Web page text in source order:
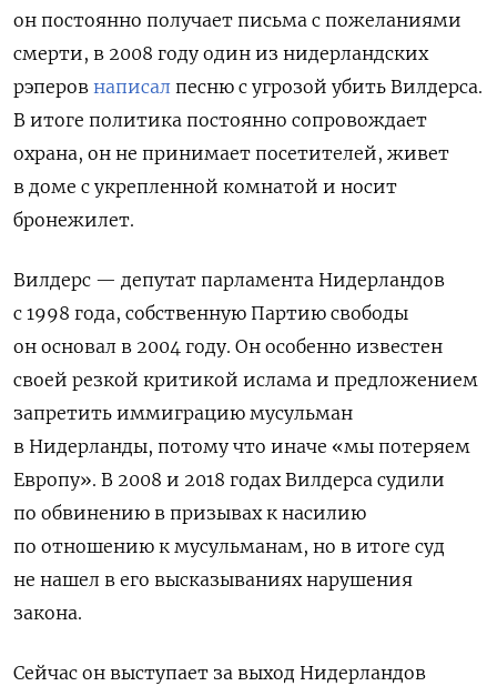
он постоянно получает письма с пожеланиями
смерти, в 2008 году один из нидерландских
рэперов написал песню с угрозой убить Вилдерса.
В итоге политика постоянно сопровождает
охрана, он не принимает посетителей, живет
в доме с укрепленной комнатой и носит
бронежилет.
Вилдерс — депутат парламента Нидерландов
с 1998 года, собственную Партию свободы
он основал в 2004 году. Он особенно известен
своей резкой критикой ислама и предложением
запретить иммиграцию мусульман
в Нидерланды, потому что иначе «мы потеряем
Европу». В 2008 и 2018 годах Вилдерса судили
по обвинению в призывах к насилию
по отношению к мусульманам, но в итоге суд
не нашел в его высказываниях нарушения
закона.
Сейчас он выступает за выход Нидерландов